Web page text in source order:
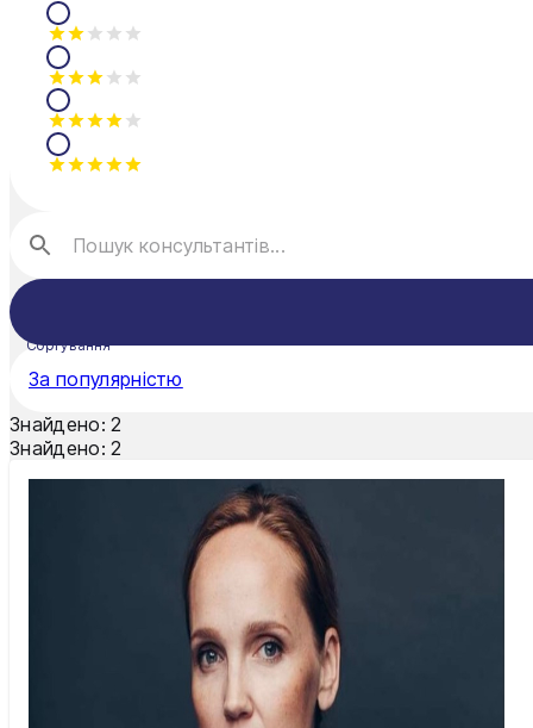
Сортування
За популярністю
Знайдено: 2
Знайдено: 2